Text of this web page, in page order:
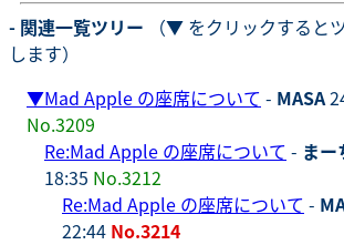
- 関連一覧ツリー （▼ をクリックすると
します）
▼Mad Apple の座席について - MASA
No.3209
Re:Mad Apple の座席について - まー
18:35 No.3212
Re:Mad Apple の座席について -
22:44 No.3214